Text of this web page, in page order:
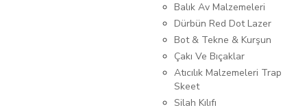
Balık Av Malzemeleri
Dürbün Red Dot Lazer
Bot & Tekne & Kurşun
Çakı Ve Bıçaklar
Atıcılık Malzemeleri Trap
Skeet
Silah Kılıfı